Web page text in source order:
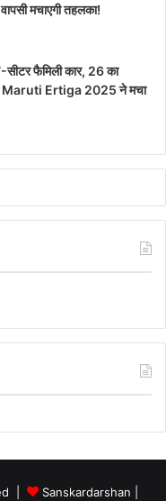
मचाएगी तहलका!
फैमिली कार, 26 का
Maruti Ertiga 2025 ने मचा
| Sanskardarshan